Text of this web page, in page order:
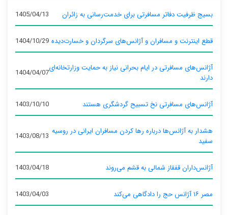
بسیج ظرفیت دفاتر مسافرتی برای خدمت‌رسانی به زائران 1405/04/13
قطع اینترنت و مسافران و آژانس‌های سرگردان و خسارت‌دیده 1404/10/29
آژانس‌های مسافرتی در ایام بحرانی نیاز به حمایت وزارتخانه‌ای
دارند
1404/04/07
آژانس‌های مسافرتی نخ تسبیح گردشگری هستند 1403/10/10
هشدار به آژانس‌ها درباره رها کردن مسافران ایرانی در روسیه
سفید
1403/08/13
آژانس‌داران قفقاز شمالی به قشم می‌روند 1403/04/18
مصر ۱۶ آژانس حج را دادگاهی می‌کند 1403/04/03